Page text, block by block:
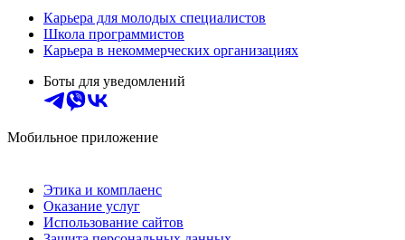
Карьера для молодых специалистов
Школа программистов
Карьера в некоммерческих организациях
Боты для уведомлений
Мобильное приложение
Этика и комплаенс
Оказание услуг
Использование сайтов